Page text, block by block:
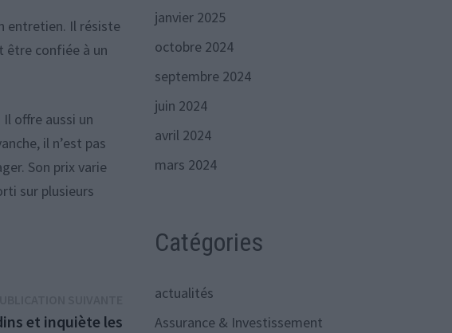
entretien. Il résiste
être confiée à un
offre aussi un
il n’est pas
Son prix varie
sur plusieurs
Publication
suivante :
et inquiète les
janvier 2025
octobre 2024
septembre 2024
juin 2024
avril 2024
mars 2024
Catégories
actualités
Assurance & Investissement